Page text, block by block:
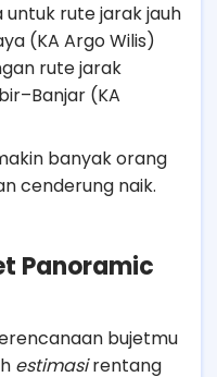
untuk rute jarak jauh
(KA Argo Wilis)
rute jarak
(KA
banyak orang
cenderung naik.
Panoramic
bujetmu
estimasirentang